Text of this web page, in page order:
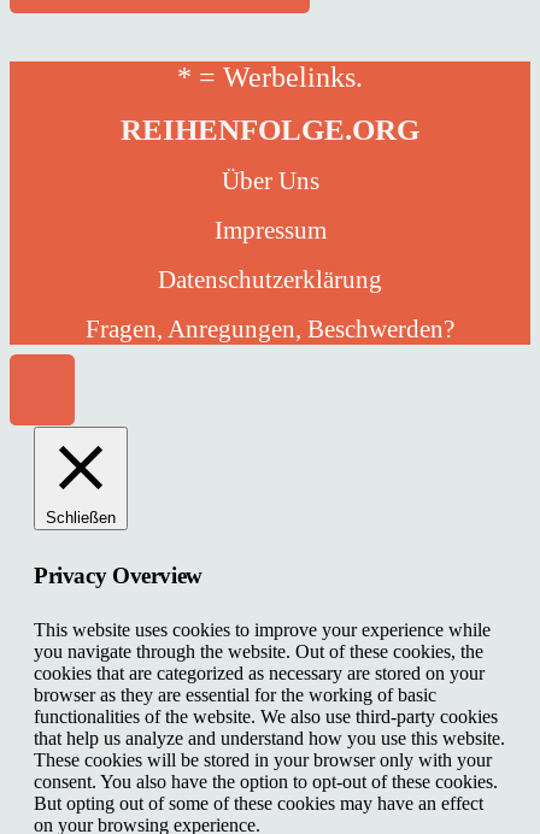
* = Werbelinks.
REIHENFOLGE.ORG
Über Uns
Impressum
Datenschutzerklärung
Fragen, Anregungen, Beschwerden?
Schließen
Privacy Overview
This website uses cookies to improve your experience while
you navigate through the website. Out of these cookies, the
cookies that are categorized as necessary are stored on your
browser as they are essential for the working of basic
functionalities of the website. We also use third-party cookies
that help us analyze and understand how you use this website.
These cookies will be stored in your browser only with your
consent. You also have the option to opt-out of these cookies.
But opting out of some of these cookies may have an effect
on your browsing experience.